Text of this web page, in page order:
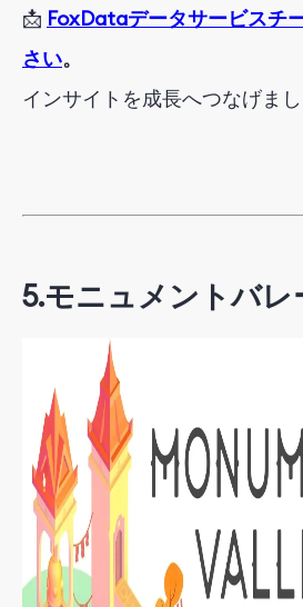
📩 FoxDataデータサービスチ
さい。
インサイトを成長へつなげまし
5.モニュメントバレ